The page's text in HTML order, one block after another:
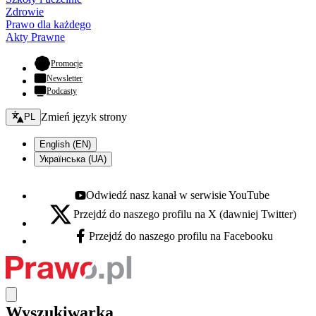
Zdrowie
Prawo dla każdego
Akty Prawne
Promocje- otwiera się w nowej karcie
Newsletter
Podcasty
Zmień język - bieżący:
PL Zmień język strony
English (EN)
Українська (UA)
Youtube - otwiera się w nowej karcie
Odwiedź nasz kanał w serwisie YouTube
X - otwiera się w nowej karcie
Przejdź do naszego profilu na X (dawniej Twitter)
Facebook - otwiera się w nowej karcie
Przejdź do naszego profilu na Facebooku